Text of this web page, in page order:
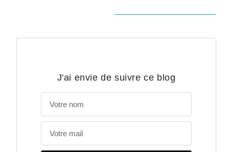
J'ai envie de suivre ce blog